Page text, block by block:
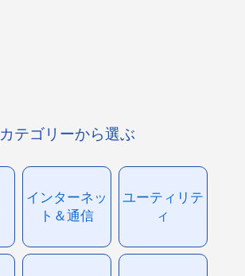
カテゴリーから選ぶ
インターネッ
ト＆通信
ユーティリテ
ィ